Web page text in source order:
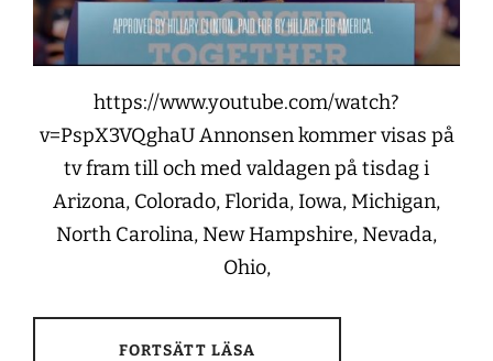
https://www.youtube.com/watch?
v=PspX3VQghaU Annonsen kommer visas på
tv fram till och med valdagen på tisdag i
Arizona, Colorado, Florida, Iowa, Michigan,
North Carolina, New Hampshire, Nevada,
Ohio,
FORTSÄTT LÄSA